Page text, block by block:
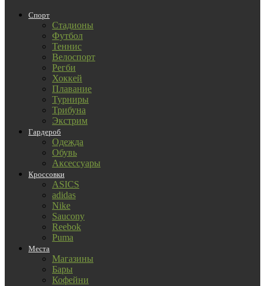
Спорт
Стадионы
Футбол
Теннис
Велоспорт
Регби
Хоккей
Плавание
Турниры
Трибуна
Экстрим
Гардероб
Одежда
Обувь
Аксессуары
Кроссовки
ASICS
adidas
Nike
Saucony
Reebok
Puma
Места
Магазины
Бары
Кофейни